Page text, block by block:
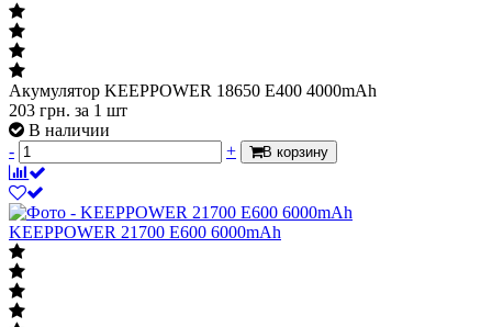
Акумулятор KEEPPOWER 18650 E400 4000mAh
203 грн. за 1 шт
В наличии
-
+ В корзину
KEEPPOWER 21700 E600 6000mAh